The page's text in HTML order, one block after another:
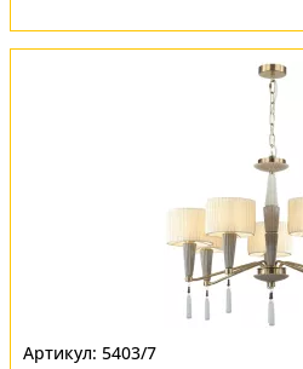
5403/7